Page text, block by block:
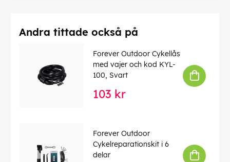
Andra tittade också på
Forever Outdoor Cykellås
med vajer och kod KYL-
100, Svart
103 kr
Forever Outdoor
Cykelreparationskit i 6
delar